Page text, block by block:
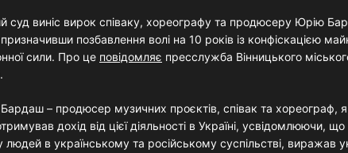
суд виніс вирок співаку, хореографу та продюсеру Юрію
позбавлення волі на 10 років із конфіскацією
сили. Про це повідомляє пресслужба Вінницького
– продюсер музичних проєктів, співак та хореограф,
дохід від цієї діяльності в Україні, усвідомлюючи,
в українському та російському суспільстві, виражав